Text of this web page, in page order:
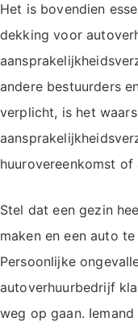
Het is bovendien
dekking voor
andere bestuurders
verplicht, is het
huurovereenkomst
Stel dat een gezin
maken en een auto
Persoonlijke
autoverhuurbedrijf
weg op gaan.